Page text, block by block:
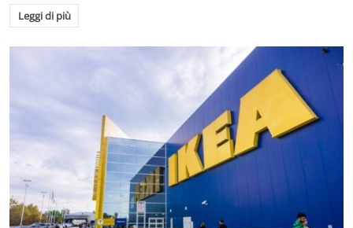
Leggi di più